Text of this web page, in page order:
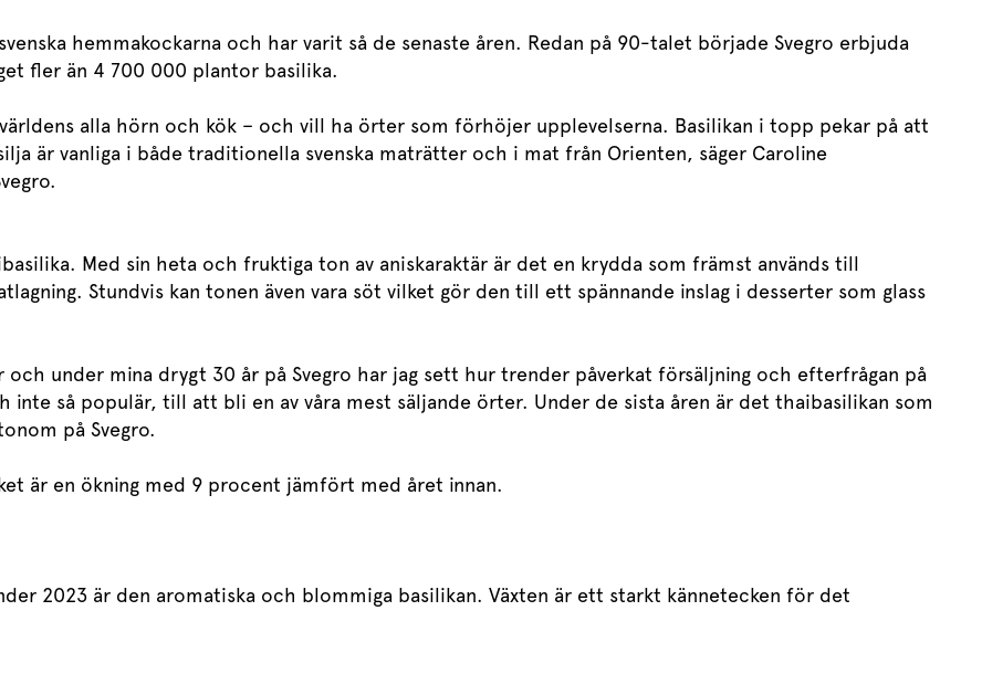
hemmakockarna och har varit så de senaste åren. Redan på 90-talet började Svegro erbjuda
fler än 4 700 000 plantor basilika.
alla hörn och kök – och vill ha örter som förhöjer upplevelserna. Basilikan i topp pekar på att
är vanliga i både traditionella svenska maträtter och i mat från Orienten, säger Caroline
Med sin heta och fruktiga ton av aniskaraktär är det en krydda som främst används till
Stundvis kan tonen även vara söt vilket gör den till ett spännande inslag i desserter som glass
under mina drygt 30 år på Svegro har jag sett hur trender påverkat försäljning och efterfrågan på
så populär, till att bli en av våra mest säljande örter. Under de sista åren är det thaibasilikan som
på Svegro.
är en ökning med 9 procent jämfört med året innan.
2023 är den aromatiska och blommiga basilikan. Växten är ett starkt kännetecken för det